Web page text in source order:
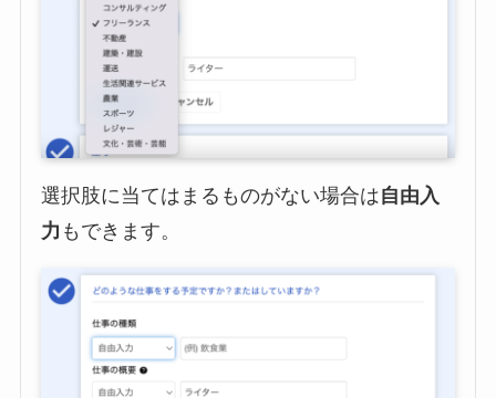
選択肢に当てはまるものがない場合は自由入
力 もできます。